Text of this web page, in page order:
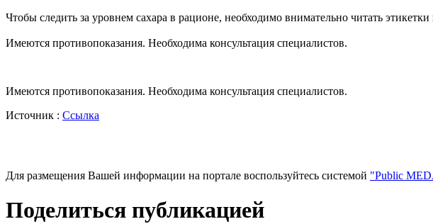
Чтобы следить за уровнем сахара в рационе, необходимо внимательно читать
Имеются противопоказания. Необходима консультация специалистов.
Имеются противопоказания. Необходима консультация специалистов.
Источник : Ссылка
Для размещения Вашей информации на портале воспользуйтесь системой "Public
Поделиться публикацией